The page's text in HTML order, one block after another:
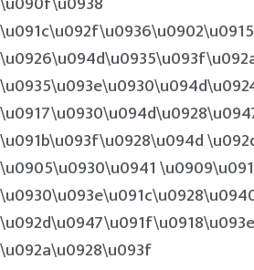
\u091b\u093f\u0928\u094d
\u0905\u0930\u0941
\u092a\u0928\u093f